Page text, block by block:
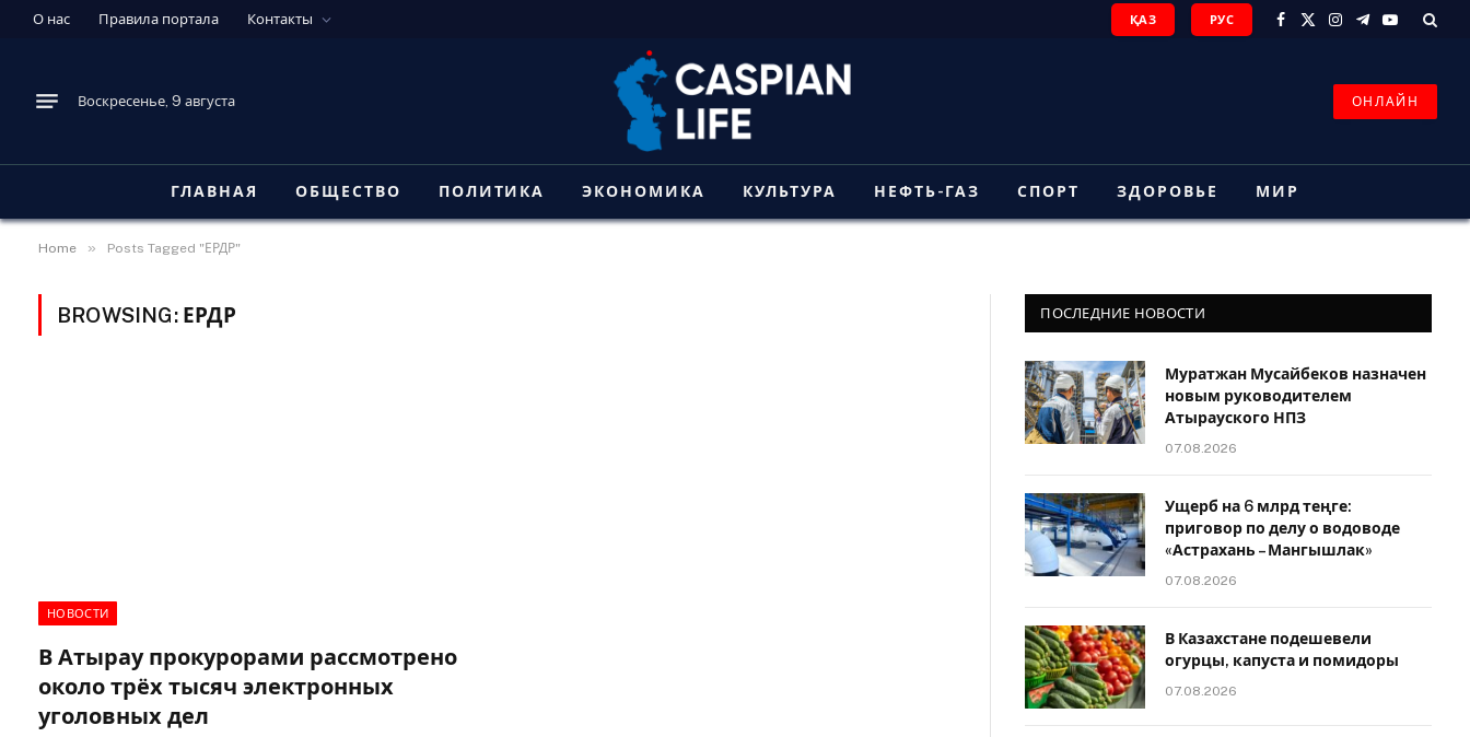
О нас Правила портала Контакты ҚАЗ РУС
Facebook
X
Instagram
Telegram
YouTube
Воскресенье, 9 августа ОНЛАЙН
ГЛАВНАЯ ОБЩЕСТВО ПОЛИТИКА ЭКОНОМИКА КУЛЬТУРА НЕФТЬ-ГАЗ СПОРТ ЗДОРОВЬЕ МИР
Home » Posts Tagged "ЕРДР"
BROWSING: ЕРДР
НОВОСТИ
В Атырау прокурорами рассмотрено
около трёх тысяч электронных
уголовных дел
ПОСЛЕДНИЕ НОВОСТИ
Муратжан Мусайбеков назначен
новым руководителем
Атырауского НПЗ
07.08.2026
Ущерб на 6 млрд теңге:
приговор по делу о водоводе
«Астрахань – Мангышлак»
07.08.2026
В Казахстане подешевели
огурцы, капуста и помидоры
07.08.2026